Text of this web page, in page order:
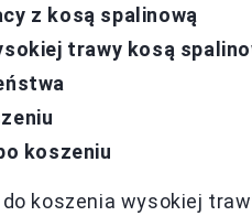
z kosą spalinową
trawy kosą
koszeniu
koszenia wysokiej